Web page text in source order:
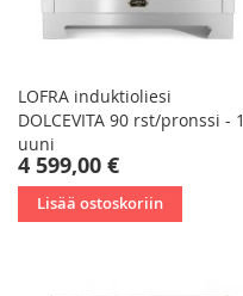
LOFRA induktioliesi
DOLCEVITA 90 rst/pronssi - 1
uuni
4 599,00 €
Lisää ostoskoriin